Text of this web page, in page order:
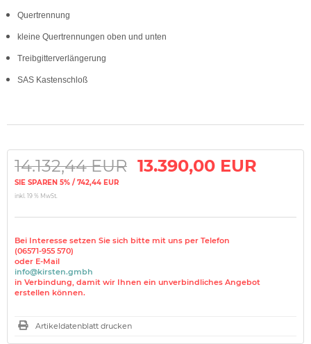
Quertrennung
kleine Quertrennungen oben und unten
Treibgitterverlängerung
SAS Kastenschloß
14.132,44 EUR 13.390,00 EUR
SIE SPAREN 5% / 742,44 EUR
inkl. 19 % MwSt.
Bei Interesse setzen Sie sich bitte mit uns per Telefon
(06571-955 570)
oder E-Mail
info@kirsten.gmbh
in Verbindung, damit wir Ihnen ein unverbindliches Angebot
erstellen können.
Artikeldatenblatt drucken